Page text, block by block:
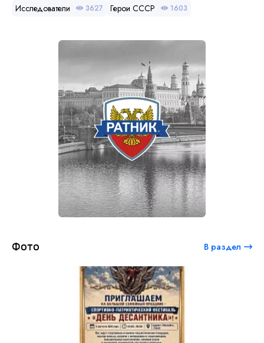
Исследователи 3627 Герои СССР 1603
Фото В раздел